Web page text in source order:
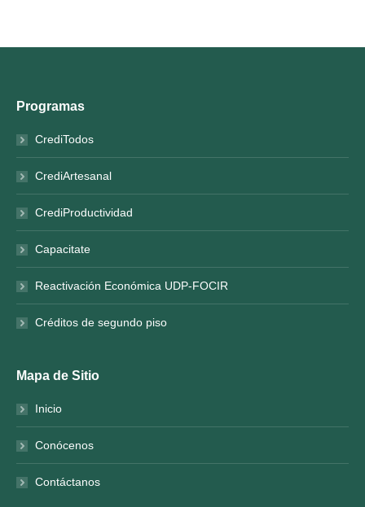
Programas
CrediTodos
CrediArtesanal
CrediProductividad
Capacitate
Reactivación Económica UDP-FOCIR
Créditos de segundo piso
Mapa de Sitio
Inicio
Conócenos
Contáctanos